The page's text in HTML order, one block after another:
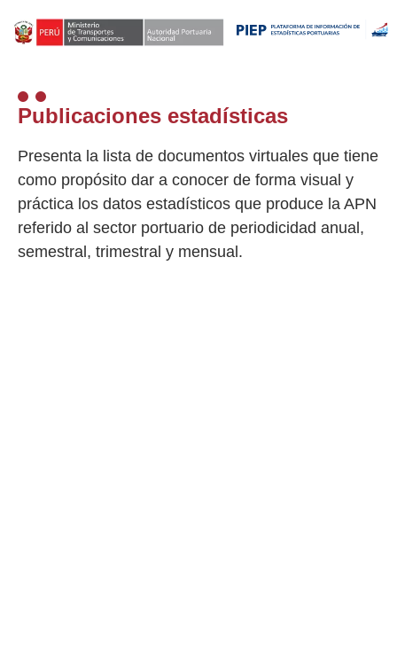
Publicaciones estadísticas
Presenta la lista de documentos virtuales que tiene
como propósito dar a conocer de forma visual y
práctica los datos estadísticos que produce la APN
referido al sector portuario de periodicidad anual,
semestral, trimestral y mensual.